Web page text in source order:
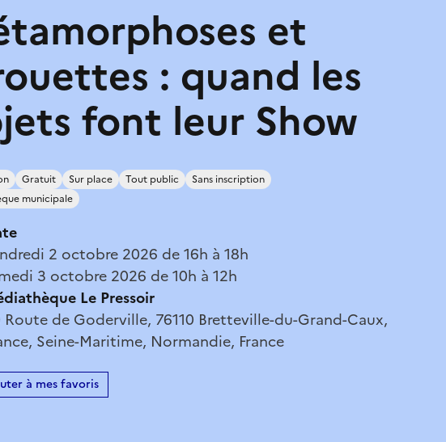
et
: quand les
font leur Show
Gratuit Sur place Tout public
Sans inscription
municipale
2 octobre 2026 de 16h à 18h
3 octobre 2026 de 10h à 12h
Le Pressoir
Route de Goderville, 76110 Bretteville-du-Grand-Caux,
Seine-Maritime, Normandie, France
à mes favoris